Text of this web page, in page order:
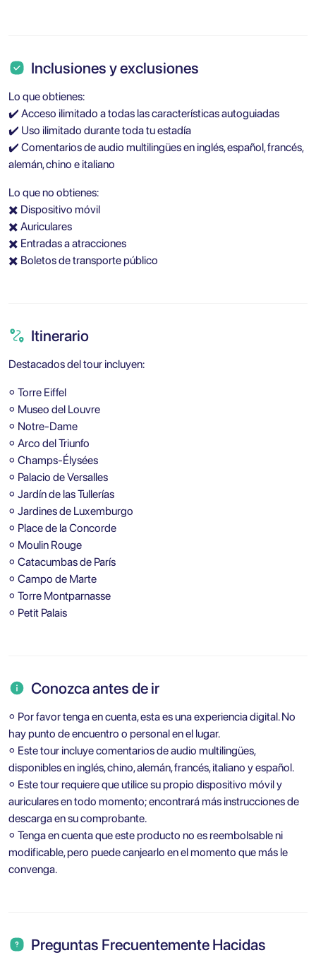
Inclusiones y exclusiones
Lo que obtienes:
✔️ Acceso ilimitado a todas las características autoguiadas
✔️ Uso ilimitado durante toda tu estadía
✔️ Comentarios de audio multilingües en inglés, español, francés,
alemán, chino e italiano
Lo que no obtienes:
✖️ Dispositivo móvil
✖️ Auriculares
✖️ Entradas a atracciones
✖️ Boletos de transporte público
Itinerario
Destacados del tour incluyen:
⚬ Torre Eiffel
⚬ Museo del Louvre
⚬ Notre-Dame
⚬ Arco del Triunfo
⚬ Champs-Élysées
⚬ Palacio de Versalles
⚬ Jardín de las Tullerías
⚬ Jardines de Luxemburgo
⚬ Place de la Concorde
⚬ Moulin Rouge
⚬ Catacumbas de París
⚬ Campo de Marte
⚬ Torre Montparnasse
⚬ Petit Palais
Conozca antes de ir
⚬ Por favor tenga en cuenta, esta es una experiencia digital. No
hay punto de encuentro o personal en el lugar.
⚬ Este tour incluye comentarios de audio multilingües,
disponibles en inglés, chino, alemán, francés, italiano y español.
⚬ Este tour requiere que utilice su propio dispositivo móvil y
auriculares en todo momento; encontrará más instrucciones de
descarga en su comprobante.
⚬ Tenga en cuenta que este producto no es reembolsable ni
modificable, pero puede canjearlo en el momento que más le
convenga.
Preguntas Frecuentemente Hacidas